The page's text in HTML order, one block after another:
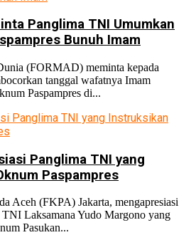
Panglima TNI Umumkan
Bunuh Imam
(FORMAD) meminta kepada
tanggal wafatnya Imam
Paspampres di...
Panglima TNI yang
Paspampres
Aceh (FKPA) Jakarta, mengapresiasi
TNI Laksamana Yudo Margono yang
Pasukan...